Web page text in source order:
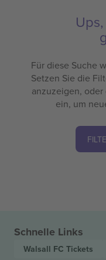
Für diese Suche
Setzen Sie die
anzuzeigen,
ein, um
Schnelle Links
Walsall FC Tickets